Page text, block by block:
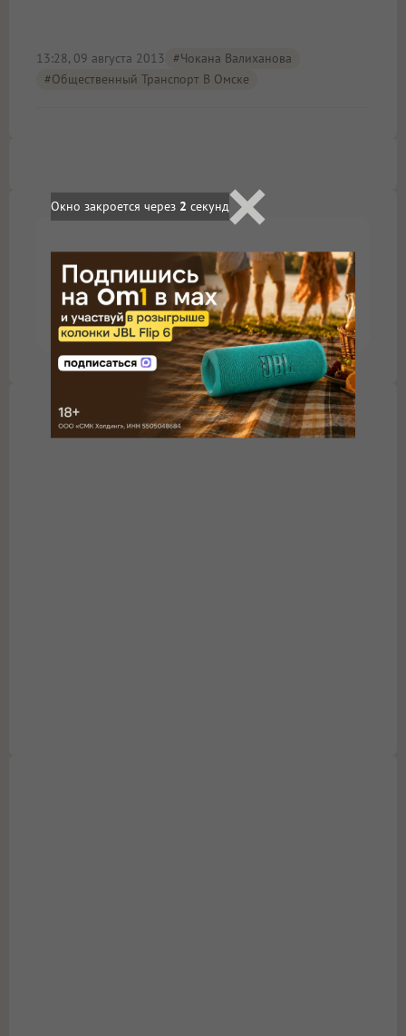
13:28, 09 августа 2013 #Чокана Валиханова
#Общественный Транспорт В Омске
Окно закроется через 2 секунд